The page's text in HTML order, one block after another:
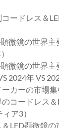
コードレス＆
顕微鏡の世界
微鏡の世界
2024年 VS
カーの市場集
のコードレス
ア3）
＆LED顕微鏡